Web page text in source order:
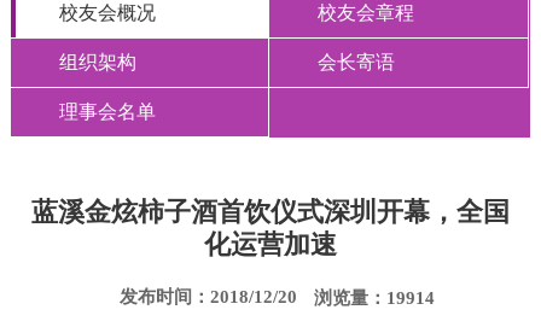
校友会概况 校友会章程
组织架构 会长寄语
理事会名单
蓝溪金炫柿子酒首饮仪式深圳开幕，全国
化运营加速
发布时间：2018/12/20 浏览量：19914